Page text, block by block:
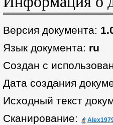
Версия документа:
Язык документа: ru
Создан с
Дата создания
Исходный текст
Сканирование: